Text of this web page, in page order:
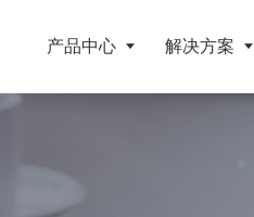
产品中心
破碎设备
解决方案